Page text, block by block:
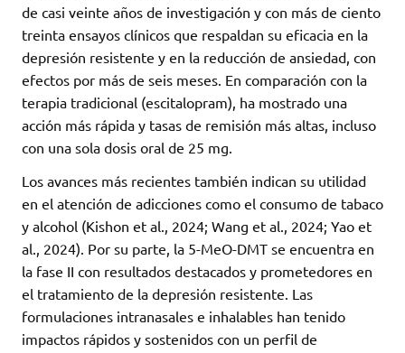
de casi veinte años de investigación y con más de ciento
treinta ensayos clínicos que respaldan su eficacia en la
depresión resistente y en la reducción de ansiedad, con
efectos por más de seis meses. En comparación con la
terapia tradicional (escitalopram), ha mostrado una
acción más rápida y tasas de remisión más altas, incluso
con una sola dosis oral de 25 mg.
Los avances más recientes también indican su utilidad
en el atención de adicciones como el consumo de tabaco
y alcohol (Kishon et al., 2024; Wang et al., 2024; Yao et
al., 2024). Por su parte, la 5-MeO-DMT se encuentra en
la fase II con resultados destacados y prometedores en
el tratamiento de la depresión resistente. Las
formulaciones intranasales e inhalables han tenido
impactos rápidos y sostenidos con un perfil de